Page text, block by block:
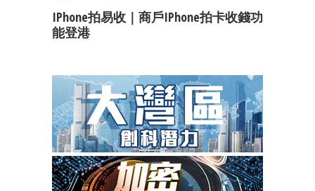
IPhone拍易收｜商戶iPhone拍卡收錢功
能登港